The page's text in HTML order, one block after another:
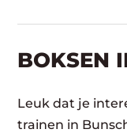
BOKSEN
Leuk dat je
trainen in